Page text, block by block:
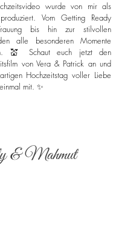
wurde von mir als
Vom Getting Ready
bis hin zur stilvollen
alle besonderen Momente
💒 Schaut euch jetzt den
von Vera & Patrick an und
Hochzeitstag voller Liebe
mit. ✨
& Mahmut